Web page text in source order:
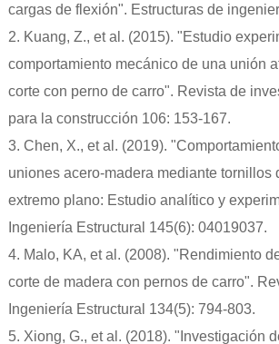
cargas de flexión". Estructuras de
2. Kuang, Z., et al. (2015). "Estudio
comportamiento mecánico de una unión
corte con perno de carro". Revista de
para la construcción 106: 153-167.
3. Chen, X., et al. (2019).
uniones acero-madera mediante tornillos
extremo plano: Estudio analítico y
Ingeniería Estructural 145(6): 04019037.
4. Malo, KA, et al. (2008). "Rendimiento
corte de madera con pernos de carro".
Ingeniería Estructural 134(5): 794-803.
5. Xiong, G., et al. (2018). "Investigación